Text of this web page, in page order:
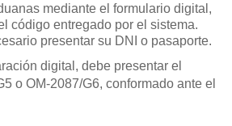
mediante el formulario digital,
código entregado por el sistema.
presentar su DNI o pasaporte.
digital, debe presentar el
o OM-2087/G6, conformado ante el